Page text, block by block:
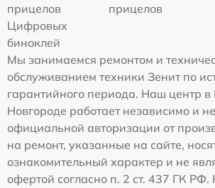
прицелов
прицелов
Цифровых
биноклей
Мы занимаемся ремонтом и
обслуживанием техники Зенит по
гарантийного периода. Наш центр
Новгороде работает независимо и
официальной авторизации от
на ремонт, указанные на сайте,
ознакомительный характер и не
офертой согласно п. 2 ст. 437 ГК РФ.